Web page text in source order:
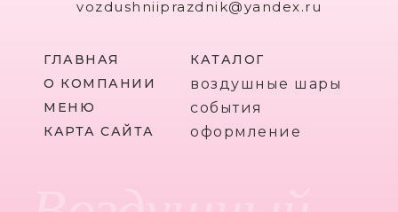
ГЛАВНАЯ
vozdushniiprazdnik@yandex.ru
О КОМПАНИИ
КАРТА САЙТА
МЕНЮ
КАТАЛОГ
воздушные шары
события
оформление